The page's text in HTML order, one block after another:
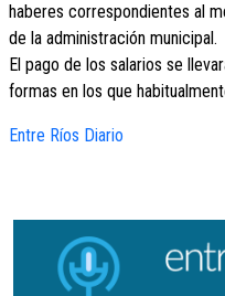
haberes correspondientes al
de la administración municipal.
El pago de los salarios se
formas en los que
Entre Ríos Diario